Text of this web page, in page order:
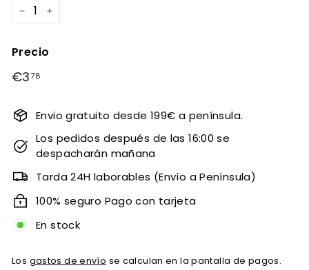
− +
Precio
Precio
Precio
oferta
€3 78
Envio gratuito desde 199€ a península.
Los pedidos después de las 16:00 se
despacharán mañana
Tarda 24H laborables (Envío a Península)
100% seguro Pago con tarjeta
En stock
Los gastos de envío se calculan en la pantalla de pagos.